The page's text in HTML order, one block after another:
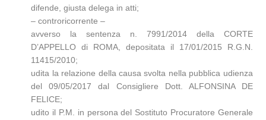
difende, giusta delega in atti;
– controricorrente –
avverso la sentenza n. 7991/2014 della CORTE
D’APPELLO di ROMA, depositata il 17/01/2015 R.G.N.
11415/2010;
udita la relazione della causa svolta nella pubblica udienza
del 09/05/2017 dal Consigliere Dott. ALFONSINA DE
FELICE;
udito il P.M. in persona del Sostituto Procuratore Generale